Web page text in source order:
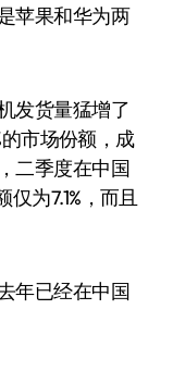
苹果和华为两
发货量猛增了
市场份额，成
二季度在中国
为7.1%，而且
年已经在中国